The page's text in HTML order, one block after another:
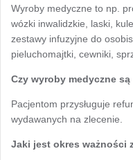
Wyroby medyczne to np.
wózki inwalidzkie, laski,
zestawy infuzyjne do
pieluchomajtki, cewniki,
Czy wyroby medyczne
Pacjentom przysługuje
wydawanych na zlecenie.
Jaki jest okres ważności